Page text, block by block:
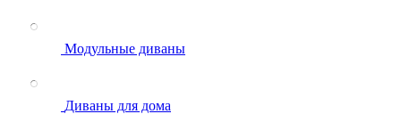
Модульные диваны
Диваны для дома